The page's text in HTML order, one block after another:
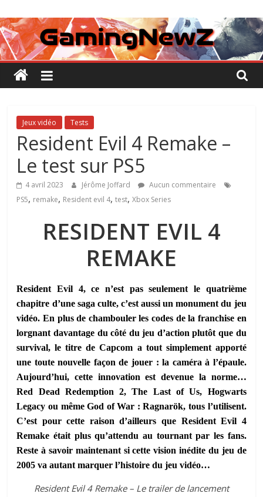
au
contenu
GamingNewZ
Tests
et
Actu
des
vidéo
Jeux vidéo Tests
Resident Evil 4 Remake –
Le test sur PS5
4 avril 2023 Jérôme Joffard
Aucun commentaire
PS5, remake, Resident evil 4,test,Xbox Series
RESIDENT EVIL 4
REMAKE
Resident Evil 4, ce n’est pas seulement le quatrième
chapitre d’une saga culte, c’est aussi un monument du jeu
vidéo. En plus de chambouler les codes de la franchise en
lorgnant davantage du côté du jeu d’action plutôt que du
survival, le titre de Capcom a tout simplement apporté
une toute nouvelle façon de jouer : la caméra à l’épaule.
Aujourd’hui, cette innovation est devenue la norme…
Red Dead Redemption 2, The Last of Us, Hogwarts
Legacy ou même God of War : Ragnarök, tous l’utilisent.
C’est pour cette raison d’ailleurs que Resident Evil 4
Remake était plus qu’attendu au tournant par les fans.
Reste à savoir maintenant si cette vision inédite du jeu de
2005 va autant marquer l’histoire du jeu vidéo…
Resident Evil 4 Remake – Le trailer de lancement